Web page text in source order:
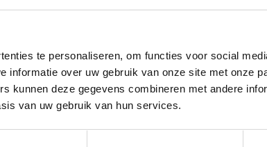
te personaliseren, om functies voor social
informatie over uw gebruik van onze site met onze
kunnen deze gegevens combineren met andere
van uw gebruik van hun services.